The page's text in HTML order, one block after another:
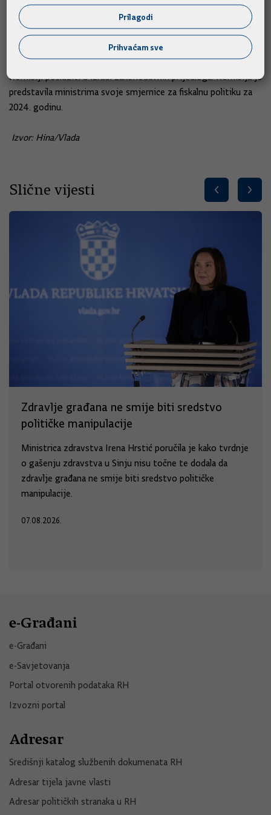
prijeći će 50 posto.
Ministri financija usvojili su zaključke o smjernicama za
reformu okvira EU-a za ekonomsko upravljanje, koji će
Komisiji poslužiti u izradi zakonodavnih prijedloga. Komisija je
predstavila ministrima svoje smjernice za fiskalnu politiku za
2024. godinu.
Izvor: Hina/Vlada
Slične vijesti
Zdravlje građana ne smije biti sredstvo
političke manipulacije
Ministrica zdravstva Irena Hrstić poručila je kako tvrdnje
o gašenju zdravstva u Sinju nisu točne te dodala da
zdravlje građana ne smije biti sredstvo političke
manipulacije.
07.08.2026.
e-Građani
e-Građani
e-Savjetovanja
Portal otvorenih podataka RH
Izvozni portal
Adresar
Središnji katalog službenih dokumenata RH
Adresar tijela javne vlasti
Adresar političkih stranaka u RH
Prilagodi
Prihvaćam sve